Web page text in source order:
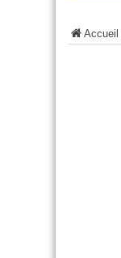
Accueil